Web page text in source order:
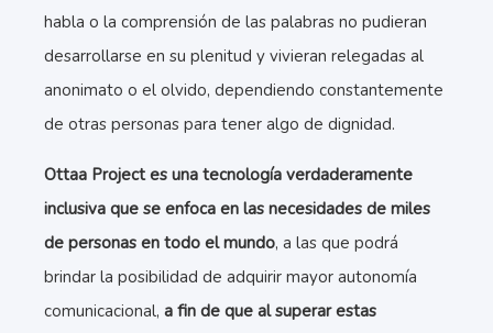
habla o la comprensión de las palabras no pudieran
desarrollarse en su plenitud y vivieran relegadas al
anonimato o el olvido, dependiendo constantemente
de otras personas para tener algo de dignidad.
Ottaa Project es una tecnología verdaderamente
inclusiva que se enfoca en las necesidades de miles
de personas en todo el mundo, a las que podrá
brindar la posibilidad de adquirir mayor autonomía
comunicacional, a fin de que al superar estas